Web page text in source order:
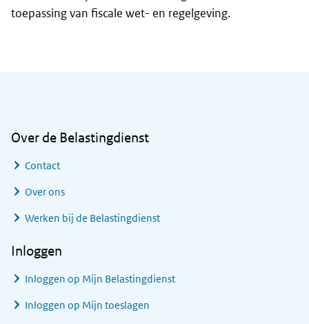
toepassing van fiscale wet- en regelgeving.
Over de Belastingdienst
Contact
Over ons
Werken bij de Belastingdienst
Inloggen
Inloggen op Mijn Belastingdienst
Inloggen op Mijn toeslagen